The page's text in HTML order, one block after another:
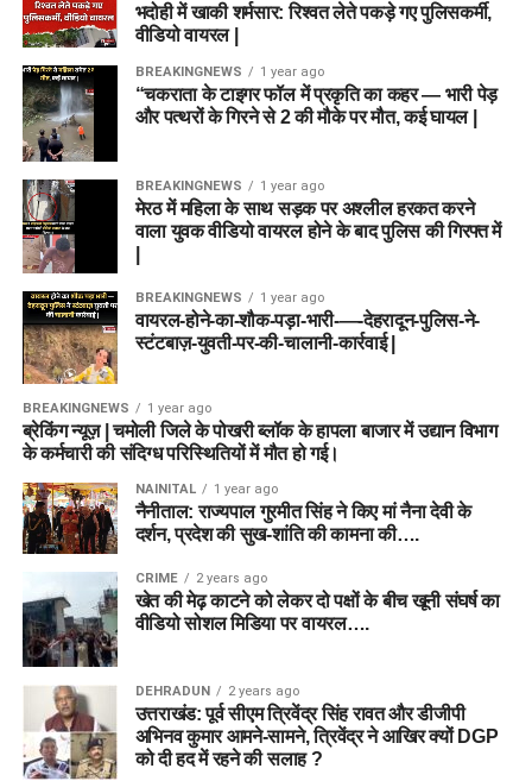
भदोही में खाकी शर्मसार: रिश्वत लेते पकड़े गए पुलिसकर्मी,
वीडियो वायरल |
BREAKINGNEWS 1 year ago
“चकराता के टाइगर फॉल में प्रकृति का कहर — भारी पेड़
और पत्थरों के गिरने से 2 की मौके पर मौत, कई घायल |
BREAKINGNEWS 1 year ago
मेरठ में महिला के साथ सड़क पर अश्लील हरकत करने
वाला युवक वीडियो वायरल होने के बाद पुलिस की गिरफ्त में
BREAKINGNEWS 1 year ago
वायरल-होने-का-शौक-पड़ा-भारी-—-देहरादून-पुलिस-ने-
स्टंटबाज़-युवती-पर-की-चालानी-कार्रवाई |
BREAKINGNEWS 1 year ago
ब्रेकिंग न्यूज़ | चमोली जिले के पोखरी ब्लॉक के हापला बाजार में उद्यान विभाग
के कर्मचारी की संदिग्ध परिस्थितियों में मौत हो गई।
NAINITAL 1 year ago
नैनीताल: राज्यपाल गुरमीत सिंह ने किए मां नैना देवी के
दर्शन, प्रदेश की सुख-शांति की कामना की….
CRIME 2 years ago
खेत की मेढ़ काटने को लेकर दो पक्षों के बीच खूनी संघर्ष का
वीडियो सोशल मिडिया पर वायरल….
DEHRADUN 2 years ago
उत्तराखंड: पूर्व सीएम त्रिवेंद्र सिंह रावत और डीजीपी
अभिनव कुमार आमने-सामने, त्रिवेंद्र ने आखिर क्यों DGP
को दी हद में रहने की सलाह ?